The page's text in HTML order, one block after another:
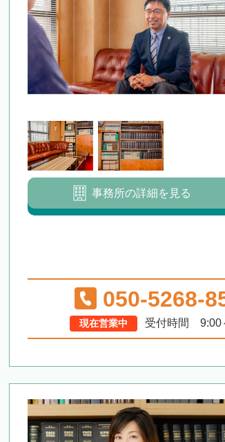
事務所の詳細を見る
050-5268-
現在営業中 受付時間 9:00